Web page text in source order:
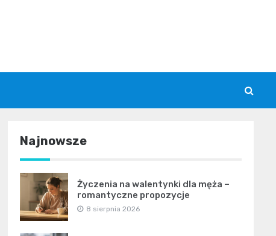
Najnowsze
Życzenia na walentynki dla męża –
romantyczne propozycje
8 sierpnia 2026